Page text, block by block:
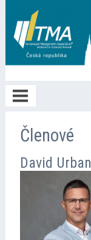
Home
O TMA
Členové
David